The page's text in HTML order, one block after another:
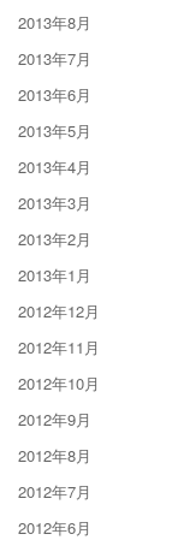
2013年8月
2013年7月
2013年6月
2013年5月
2013年4月
2013年3月
2013年2月
2013年1月
2012年12月
2012年11月
2012年10月
2012年9月
2012年8月
2012年7月
2012年6月